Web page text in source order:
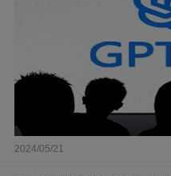
2024/05/21